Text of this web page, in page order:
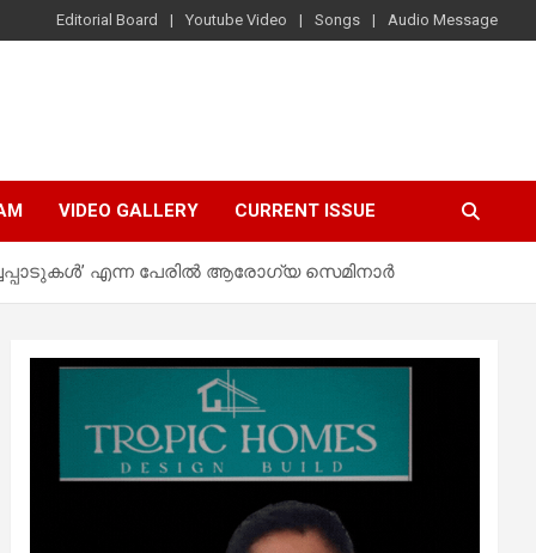
Editorial Board Youtube Video Songs Audio Message
VIDEO GALLERY CURRENT ISSUE
എന്ന പേരില്‍ ആരോഗ്യ സെമിനാർ